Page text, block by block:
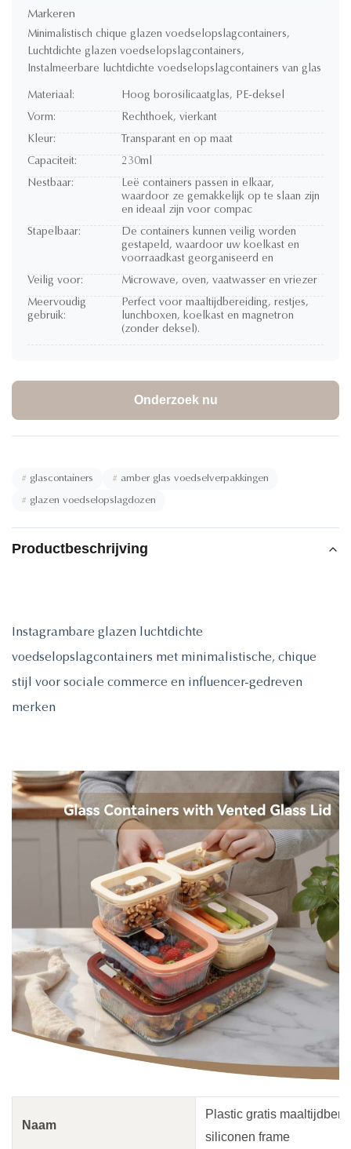
Markeren
Minimalistisch chique glazen voedselopslagcontainers,
Luchtdichte glazen voedselopslagcontainers,
Instalmeerbare luchtdichte voedselopslagcontainers van glas
Materiaal:
Hoog borosilicaatglas, PE-deksel
Vorm:
Rechthoek, vierkant
Kleur:
Transparant en op maat
Capaciteit:
230ml
Nestbaar:
Leë containers passen in elkaar,
waardoor ze gemakkelijk op te slaan zijn
en ideaal zijn voor compac
Stapelbaar:
De containers kunnen veilig worden
gestapeld, waardoor uw koelkast en
voorraadkast georganiseerd en
Veilig voor:
Microwave, oven, vaatwasser en vriezer
Meervoudig
gebruik:
Perfect voor maaltijdbereiding, restjes,
lunchboxen, koelkast en magnetron
(zonder deksel).
Onderzoek nu
# glascontainers # amber glas voedselverpakkingen
# glazen voedselopslagdozen
Productbeschrijving
Instagrambare glazen luchtdichte
voedselopslagcontainers met minimalistische, chique
stijl voor sociale commerce en influencer-gedreven
merken
Naam
Plastic gratis
siliconen frame